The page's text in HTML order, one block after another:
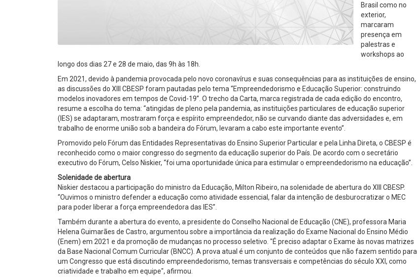
Brasil como no
exterior,
marcaram
presença em
palestras e
workshops ao
longo dos dias 27 e 28 de maio, das 9h às 18h.
Em 2021, devido à pandemia provocada pelo novo coronavírus e suas consequências para as instituições de ensino,
as discussões do XIII CBESP foram pautadas pelo tema “Empreendedorismo e Educação Superior: construindo
modelos inovadores em tempos de Covid-19”. O trecho da Carta, marca registrada de cada edição do encontro,
resume a escolha do tema: “atingidas de pleno pela pandemia, as instituições particulares de educação superior
(IES) se adaptaram, mostraram força e espírito empreendedor, não se curvando diante das adversidades e, em
trabalho de enorme união sob a bandeira do Fórum, levaram a cabo este importante evento”.
Promovido pelo Fórum das Entidades Representativas do Ensino Superior Particular e pela Linha Direta, o CBESP é
reconhecido como o maior congresso do segmento da educação superior do País. De acordo com o secretário
executivo do Fórum, Celso Niskier, “foi uma oportunidade única para estimular o empreendedorismo na educação”.
Solenidade de abertura
Niskier destacou a participação do ministro da Educação, Milton Ribeiro, na solenidade de abertura do XIII CBESP.
“Ouvimos o ministro defender a educação como atividade essencial, falar da intenção de desburocratizar o MEC
para poder liberar a força empreendedora das IES”.
Também durante a abertura do evento, a presidente do Conselho Nacional de Educação (CNE), professora Maria
Helena Guimarães de Castro, argumentou sobre a importância da realização do Exame Nacional do Ensino Médio
(Enem) em 2021 e da promoção de mudanças no processo seletivo. "É preciso adaptar o Exame às novas matrizes
da Base Nacional Comum Curricular (BNCC). A prova atual é um conjunto de conteúdos que não fazem sentido para
um Congresso que está discutindo empreendedorismo, temas transversais e competências do século XXI, como
criatividade e trabalho em equipe", afirmou.